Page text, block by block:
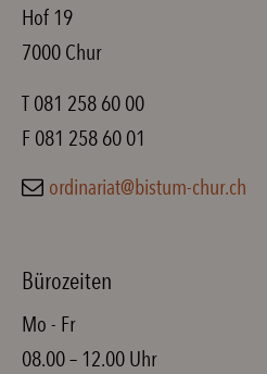
Hof 19
7000 Chur
T 081 258 60 00
F 081 258 60 01
ordinariat@bistum-chur.ch
Bürozeiten
Mo - Fr
08.00 – 12.00 Uhr